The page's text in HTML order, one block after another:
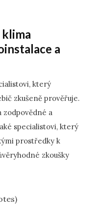
klima
a
který
zkušeně prověřuje.
zodpovědné a
specialistovi, který
prostředky k
zkoušky